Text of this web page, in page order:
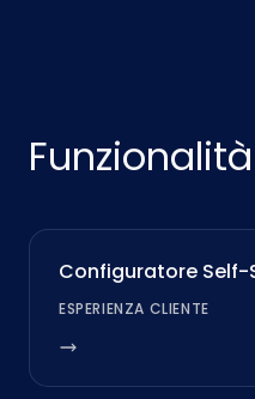
Configuratore Self-
ESPERIENZA CLIENTE